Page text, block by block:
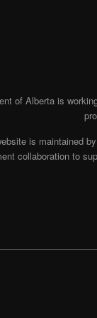
of Alberta is
is maintained by
collaboration to